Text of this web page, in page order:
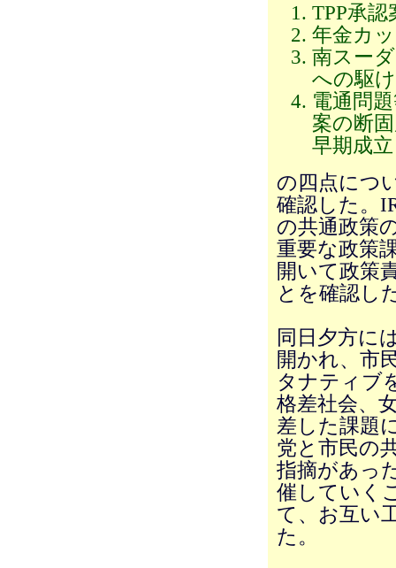
TPP承
年金カ
南スー
への駆
電通問
案の断
早期成立
の四点につ
確認した。
の共通政策
重要な政策
開いて政策
とを確認し
同日夕方に
開かれ、市
タナティブ
格差社会、
差した課題
党と市民の
指摘があっ
催していく
て、お互い
た。